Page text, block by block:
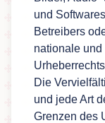
und
Betreibers
nationale
Die
und jede Art
Grenzen des